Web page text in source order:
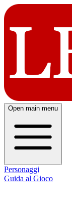
Open main menu
Personaggi
Guida al Gioco